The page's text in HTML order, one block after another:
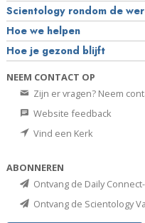
Scientology rondom de
Hoe we helpen
Hoe je gezond blijft
NEEM CONTACT OP
Zijn er vragen? Neem
Website feedback
Vind een Kerk
ABONNEREN
Ontvang de Daily
Ontvang de Scientology